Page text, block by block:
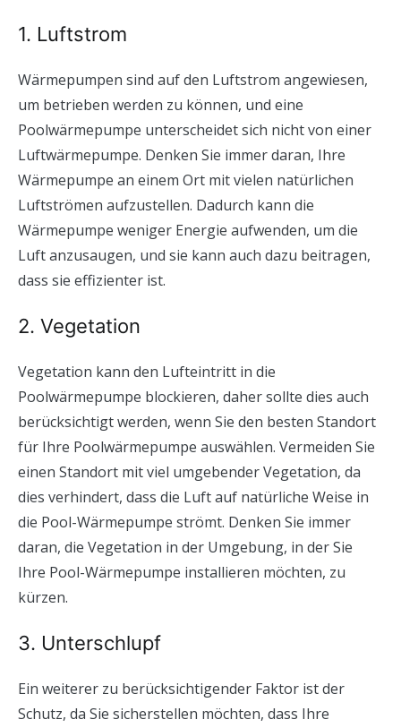
1. Luftstrom
Wärmepumpen sind auf den Luftstrom angewiesen,
um betrieben werden zu können, und eine
Poolwärmepumpe unterscheidet sich nicht von einer
Luftwärmepumpe. Denken Sie immer daran, Ihre
Wärmepumpe an einem Ort mit vielen natürlichen
Luftströmen aufzustellen. Dadurch kann die
Wärmepumpe weniger Energie aufwenden, um die
Luft anzusaugen, und sie kann auch dazu beitragen,
dass sie effizienter ist.
2. Vegetation
Vegetation kann den Lufteintritt in die
Poolwärmepumpe blockieren, daher sollte dies auch
berücksichtigt werden, wenn Sie den besten Standort
für Ihre Poolwärmepumpe auswählen. Vermeiden Sie
einen Standort mit viel umgebender Vegetation, da
dies verhindert, dass die Luft auf natürliche Weise in
die Pool-Wärmepumpe strömt. Denken Sie immer
daran, die Vegetation in der Umgebung, in der Sie
Ihre Pool-Wärmepumpe installieren möchten, zu
kürzen.
3. Unterschlupf
Ein weiterer zu berücksichtigender Faktor ist der
Schutz, da Sie sicherstellen möchten, dass Ihre